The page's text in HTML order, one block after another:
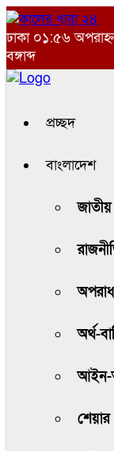
ঢাকা ০১:৫৬
বঙ্গাব্দ
প্রচ্ছদ
বাংলাদেশ
জাতীয়
অপরাধ
অর্থ-
আইন-